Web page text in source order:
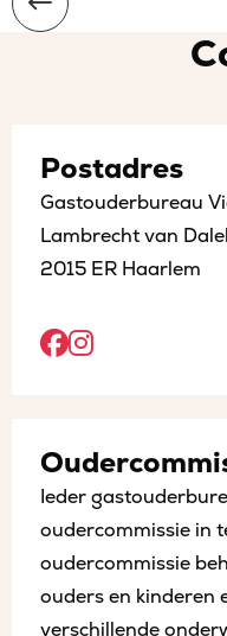
Postadres
Gastouderbureau
Lambrecht van
2015 ER Haarlem
Open
in
een
nieuw
tabblad
Open
in
een
nieuw
tabblad
Ieder
oudercommissie in
oudercommissie
ouders en kinderen
verschillende